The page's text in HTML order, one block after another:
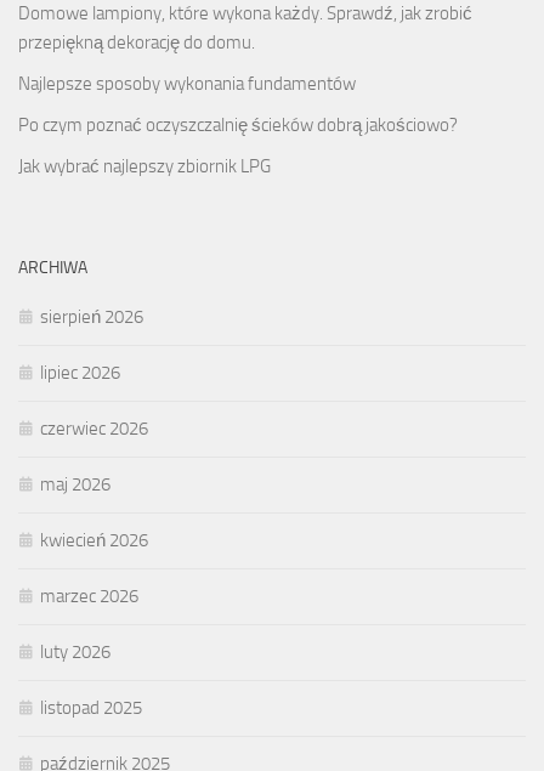
Domowe lampiony, które wykona każdy. Sprawdź, jak zrobić
przepiękną dekorację do domu.
Najlepsze sposoby wykonania fundamentów
Po czym poznać oczyszczalnię ścieków dobrą jakościowo?
Jak wybrać najlepszy zbiornik LPG
ARCHIWA
sierpień 2026
lipiec 2026
czerwiec 2026
maj 2026
kwiecień 2026
marzec 2026
luty 2026
listopad 2025
październik 2025